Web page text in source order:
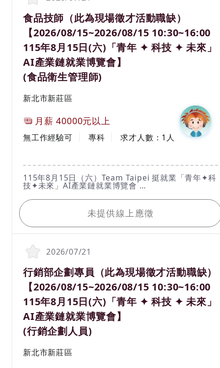
1. 客人接待、引導、餐具擺設、餐點介紹、點餐、環
境維護等餐飲服務工作。
2. 負責商品的進貨、銷售管理及庫存管理
職務名稱(職業類別)
食品技師（此為現場徵才活動職缺）
【2026/08/15~2026/08/15 10:30~16:00
115年8月15日(六)「青年 ✦ 科技 ✦ 未來」
AI產業鏈就業博覽會】
(食品衛生管理師)
新北市新莊區
月薪 40000元以上
工作經驗
無工作經驗可
學歷
專科 求才人數： 1 人
工作內容
115年8月15日（六）Team Taipei 挺就業「青年✦科
技✦未來」AI產業鏈就業博覽會
00（請於１５：３０前入場）
活動地點：圓山花博爭艷館（臺北市中山區玉門街1
洽詢電話：02-2338-0277
網查詢https://okwork.gov.taipei
1.原物料追蹤追溯及產品自主管理。
大量製造時的品質穩定度。
3.監督管理食品製造安全衛生，並配合法規維護衛生
管理系統運作。
4.食品品保系統制度之推行與文件管制(食品安全監測
計畫擬定與執行 、食品安全登錄及追蹤追溯管理、食
品標示審查)。
5. 員工衛生教育訓練訂定及實行。
6. 認證推行資料管理、建檔、審核、稽核陪同。
7.須配合工作調度、出差、加班、假日出勤。
我要應徵
未提供線上應徵
2026/07/21
職務名稱(職業類別)
行銷部企劃專員（此為現場徵才活動職缺）
【2026/08/15~2026/08/15 10:30~16:00
115年8月15日(六)「青年 ✦ 科技 ✦ 未來」
AI產業鏈就業博覽會】
(行銷企劃人員)
新北市新莊區